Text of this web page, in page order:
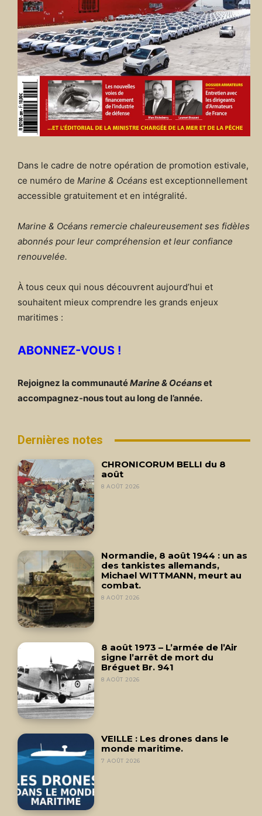
Dans le cadre de notre opération de promotion estivale,
ce numéro de Marine & Océans est exceptionnellement
accessible gratuitement et en intégralité.
Marine & Océans remercie chaleureusement ses fidèles
abonnés pour leur compréhension et leur confiance
renouvelée.
À tous ceux qui nous découvrent aujourd’hui et
souhaitent mieux comprendre les grands enjeux
maritimes :
ABONNEZ-VOUS !
Rejoignez la communautéMarine & Océanset
accompagnez-nous tout au long de l’année.
Dernières notes
CHRONICORUM BELLI du 8
août
8 AOÛT 2026
Normandie, 8 août 1944 : un as
des tankistes allemands,
Michael WITTMANN, meurt au
combat.
8 AOÛT 2026
8 août 1973 – L’armée de l’Air
signe l’arrêt de mort du
Bréguet Br. 941
8 AOÛT 2026
VEILLE : Les drones dans le
monde maritime.
7 AOÛT 2026